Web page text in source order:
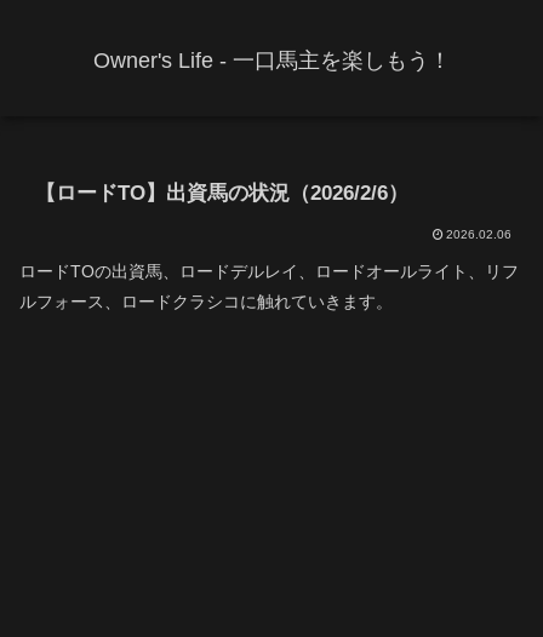
Owner's Life - 一口馬主を楽しもう！
【ロードTO】出資馬の状況（2026/2/6）
2026.02.06
ロードTOの出資馬、ロードデルレイ、ロードオールライト、リフ
ルフォース、ロードクラシコに触れていきます。